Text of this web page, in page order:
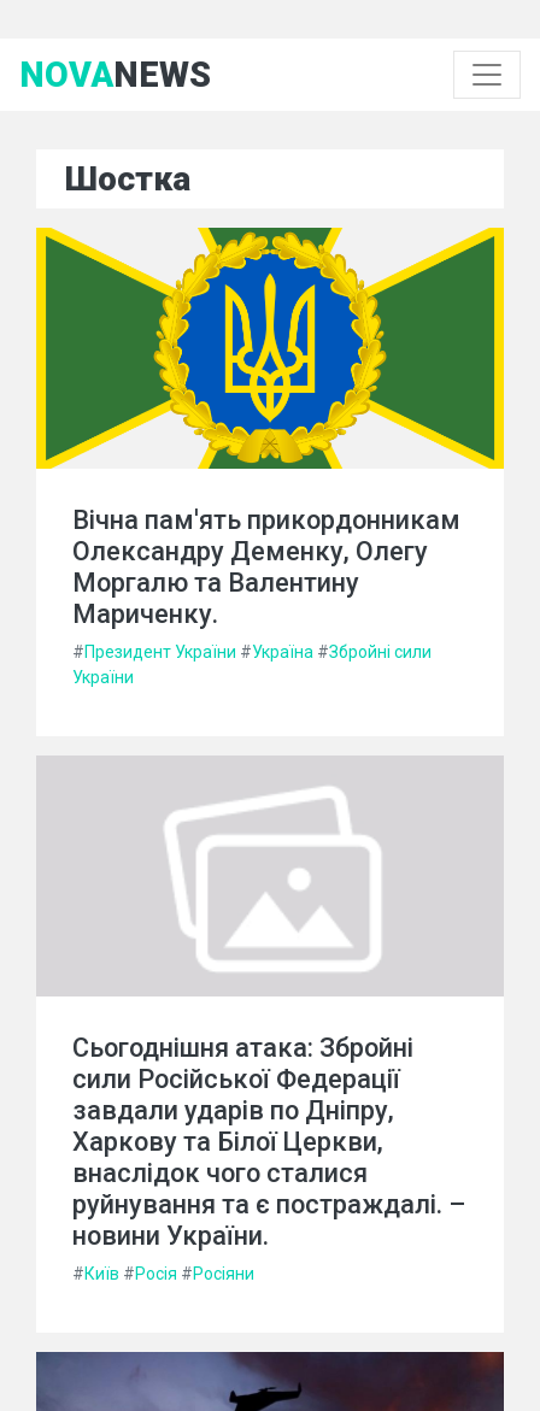
NOVANEWS
Шостка
Вічна пам'ять прикордонникам
Олександру Деменку, Олегу
Моргалю та Валентину
Мариченку.
#Президент України #Україна #Збройні сили
України
Сьогоднішня атака: Збройні
сили Російської Федерації
завдали ударів по Дніпру,
Харкову та Білої Церкви,
внаслідок чого сталися
руйнування та є постраждалі. –
новини України.
#Київ #Росія #Росіяни